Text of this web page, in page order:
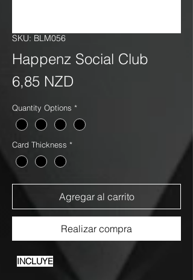
SKU: BLM056
Happenz Social Club
6,85 NZD
Quantity Options *
Card Thickness *
Agregar al carrito
Realizar compra
INCLUYE